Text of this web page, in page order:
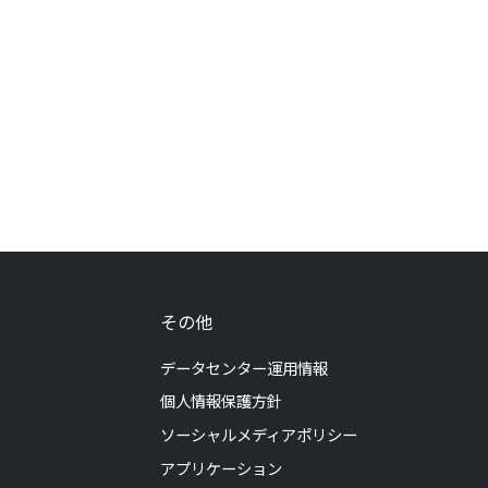
その他
データセンター運用情報
個人情報保護方針
ソーシャルメディアポリシー
アプリケーション